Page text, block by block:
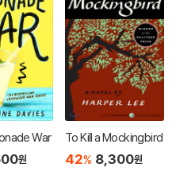
War
원
To Kill a Mockingbird
42% 8,300원